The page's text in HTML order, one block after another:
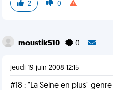
2 0
moustik510 0
jeudi 19 juin 2008 12:15
#18 : "La Seine en plus"